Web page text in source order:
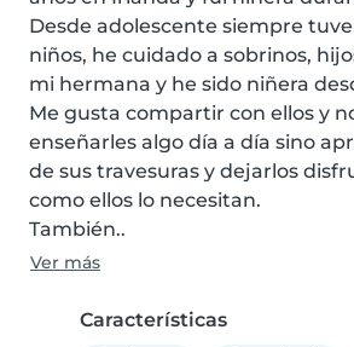
Desde adolescente siempre
niños, he cuidado a sobrinos,
mi hermana y he sido niñera
Me gusta compartir con ellos y
enseñarles algo día a día sino
de sus travesuras y dejarlos
como ellos lo necesitan.
También..
Ver más
Características